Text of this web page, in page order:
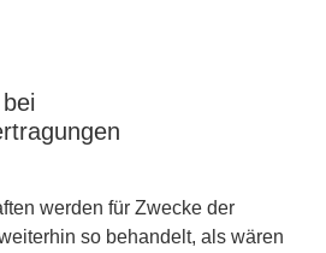
werden für Zwecke der
so behandelt, als wären